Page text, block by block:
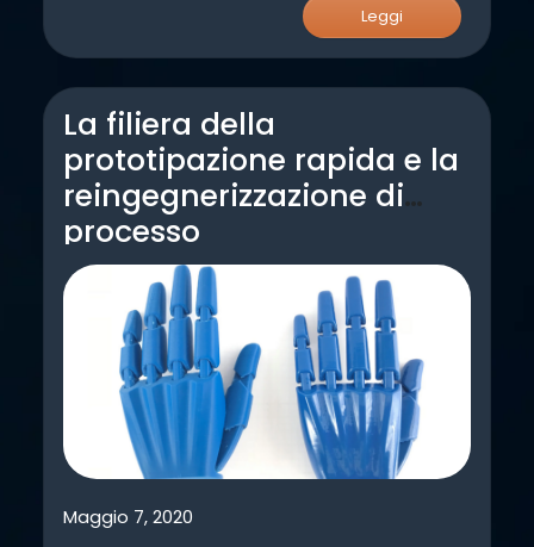
Leggi
La filiera della
prototipazione rapida e la
reingegnerizzazione di
processo
Maggio 7, 2020